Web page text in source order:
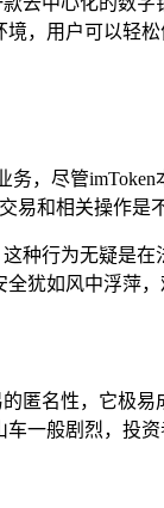
，用户可以轻
，尽管
易和相关操作是
种行为无疑是
犹如风中浮萍，
匿名性，它极
一般剧烈，投